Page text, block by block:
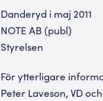
Danderyd i maj 2011
NOTE AB (publ)
Styrelsen
För ytterligare
Peter Laveson, VD